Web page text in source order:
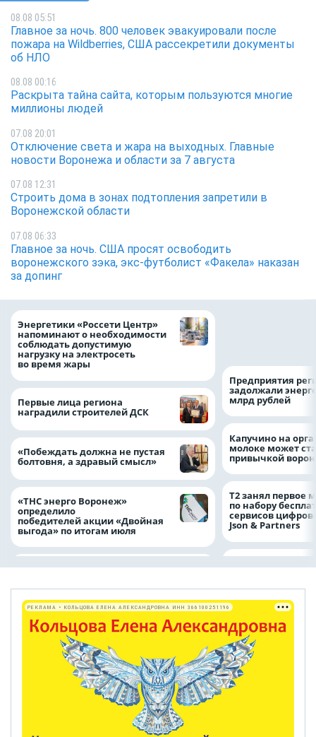
08.08 05:51
Главное за ночь. 800 человек эвакуировали после
пожара на Wildberries, США рассекретили документы
об НЛО
08.08 00:16
Раскрыта тайна сайта, которым пользуются многие
миллионы людей
07.08 20:01
Отключение света и жара на выходных. Главные
новости Воронежа и области за 7 августа
07.08 12:31
Строить дома в зонах подтопления запретили в
Воронежской области
07.08 06:33
Главное за ночь. CША просят освободить
воронежского зэка, экс-футболист «Факела» наказан
за допинг
Энергетики «Россети Центр»
напоминают о необходимости
соблюдать допустимую
нагрузку на электросеть
во время жары
Первые лица региона
наградили строителей ДСК
«Побеждать должна не пустая
болтовня, а здравый смысл»
«ТНС энерго Воронеж»
определило
победителей акции «Двойная
выгода» по итогам июля
Предприятия
задолжали
млрд рублей
Капучино на
молоке может
привычкой
Т2 занял первое
по набору
сервисов
Json & Partners
РЕКЛАМА • КОЛЬЦОВА ЕЛЕНА АЛЕКСАНДРОВНА ИНН 366100251196